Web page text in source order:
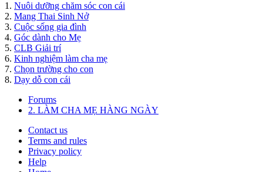
1. Nuôi dưỡng chăm sóc con cái
2. Mang Thai Sinh Nở
3. Cuộc sống gia đình
4. Góc dành cho Mẹ
5. CLB Giải trí
6. Kinh nghiệm làm cha mẹ
7. Chọn trường cho con
8. Dạy dỗ con cái
Forums
2. LÀM CHA MẸ HÀNG NGÀY
Contact us
Terms and rules
Privacy policy
Help